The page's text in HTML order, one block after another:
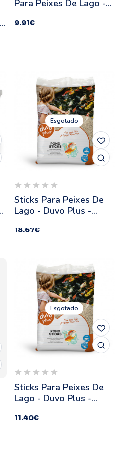
Para Peixes De Lago -
Quantidade: 3 L
9.91€
Esgotado
Sticks Para Peixes De
Lago - Duvo Plus -
18.67€
Esgotado
Sticks Para Peixes De
Lago - Duvo Plus -
11.40€